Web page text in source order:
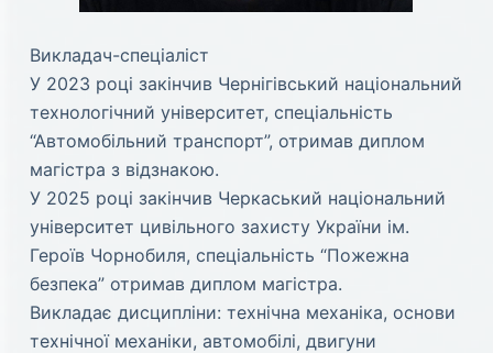
Викладач-спеціаліст
У 2023 році закінчив Чернігівський національний
технологічний університет, спеціальність
“Автомобільний транспорт”, отримав диплом
магістра з відзнакою.
У 2025 році закінчив Черкаський національний
університет цивільного захисту України ім.
Героїв Чорнобиля, спеціальність “Пожежна
безпека” отримав диплом магістра.
Викладає дисципліни: технічна механіка, основи
технічної механіки, автомобілі, двигуни